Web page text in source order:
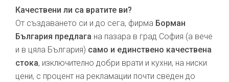
Качествени ли са вратите ви?
От създаването си и до сега, фирма Борман
България предлага на пазара в град София (а вече
и в цяла България) само и единствено качествена
стока, изключително добри врати и кухни, на ниски
цени, с процент на рекламации почти сведен до